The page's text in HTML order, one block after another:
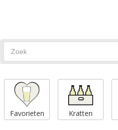
Favorieten Kratten